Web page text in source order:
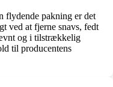
flydende pakning er det
ved at fjerne snavs, fedt
og i tilstrækkelig
til producentens